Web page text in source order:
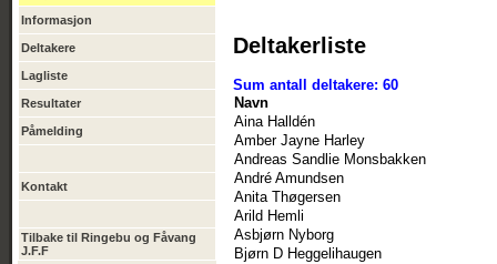
Informasjon
Deltakere
Lagliste
Resultater
Påmelding
Kontakt
Tilbake til Ringebu og Fåvang
J.F.F
Deltakerliste
Sum antall deltakere: 60
Navn
Aina Halldén
Amber Jayne Harley
Andreas Sandlie Monsbakken
André Amundsen
Anita Thøgersen
Arild Hemli
Asbjørn Nyborg
Bjørn D Heggelihaugen